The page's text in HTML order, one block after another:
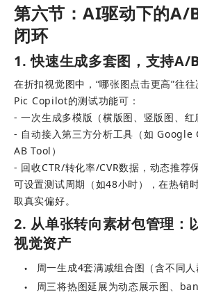
第六节：AI驱动下的A/
闭环
1. 快速生成多套图，支持A/
在折扣视觉图中，“哪张图点击更高”往往
Pic Copilot的测试功能可：
- 一次生成多模版（横版图、竖版图、红
- 自动接入第三方分析工具（如
AB Tool）
- 回收CTR/转化率/CVR数据，动态推荐
可设置测试周期（如48小时），在热销
取真实偏好。
2. 从单张转向素材包管理：
视觉资产
● 周一生成4套满减组合图（含不同人
● 周三将热图延展为动态展示图、